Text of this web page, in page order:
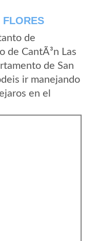
FLORES
de
de CantÃ³n Las
de San
ir manejando
en el